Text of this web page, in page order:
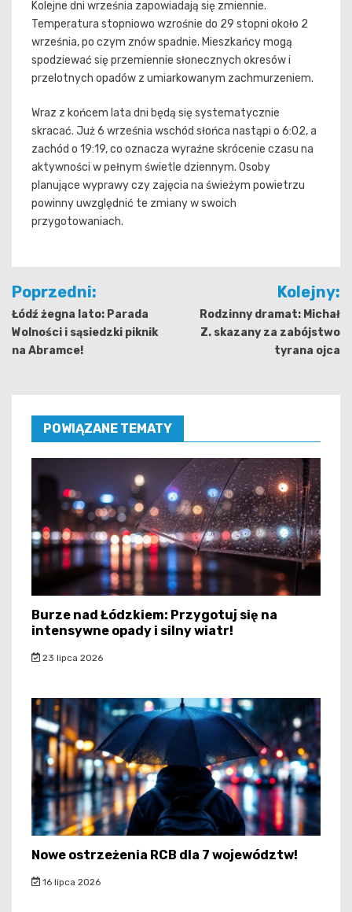
Kolejne dni września zapowiadają się zmiennie.
Temperatura stopniowo wzrośnie do 29 stopni około 2
września, po czym znów spadnie. Mieszkańcy mogą
spodziewać się przemiennie słonecznych okresów i
przelotnych opadów z umiarkowanym zachmurzeniem.
Wraz z końcem lata dni będą się systematycznie
skracać. Już 6 września wschód słońca nastąpi o 6:02, a
zachód o 19:19, co oznacza wyraźne skrócenie czasu na
aktywności w pełnym świetle dziennym. Osoby
planujące wyprawy czy zajęcia na świeżym powietrzu
powinny uwzględnić te zmiany w swoich
przygotowaniach.
Nawigacja
wpisu
Poprzedni:
Łódź żegna lato: Parada
Wolności i sąsiedzki piknik
na Abramce!
Kolejny:
Rodzinny dramat: Michał
Z. skazany za zabójstwo
tyrana ojca
POWIĄZANE TEMATY
Burze nad Łódzkiem: Przygotuj się na
intensywne opady i silny wiatr!
23 lipca 2026
Nowe ostrzeżenia RCB dla 7 województw!
16 lipca 2026